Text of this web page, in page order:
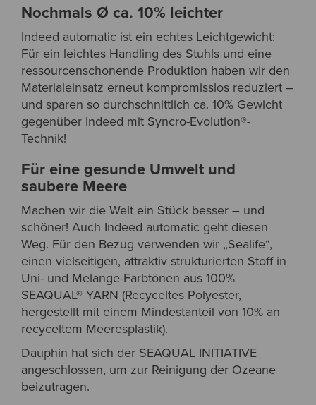
Nochmals Ø ca. 10% leichter
Indeed automatic ist ein echtes Leichtgewicht:
Für ein leichtes Handling des Stuhls und eine
ressourcenschonende Produktion haben wir den
Materialeinsatz erneut kompromisslos reduziert –
und sparen so durchschnittlich ca. 10% Gewicht
gegenüber Indeed mit Syncro-Evolution®-
Technik!
Für eine gesunde Umwelt und
saubere Meere
Machen wir die Welt ein Stück besser – und
schöner! Auch Indeed automatic geht diesen
Weg. Für den Bezug verwenden wir „Sealife“,
einen vielseitigen, attraktiv strukturierten Stoff in
Uni- und Melange-Farbtönen aus 100%
SEAQUAL® YARN (Recyceltes Polyester,
hergestellt mit einem Mindestanteil von 10% an
recyceltem Meeresplastik).
Dauphin hat sich der SEAQUAL INITIATIVE
angeschlossen, um zur Reinigung der Ozeane
beizutragen.